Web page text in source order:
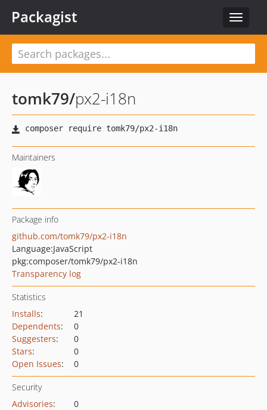
Toggle
Packagist
tomk79/px2-i18n
Maintainers
Package info
github.com/tomk79/px2-i18n
Language:JavaScript
pkg:composer/tomk79/px2-i18n
Transparency log
Statistics
Installs:
21
Dependents:
0
Suggesters:
0
Stars:
0
Open Issues: 0
Security
Advisories:
0